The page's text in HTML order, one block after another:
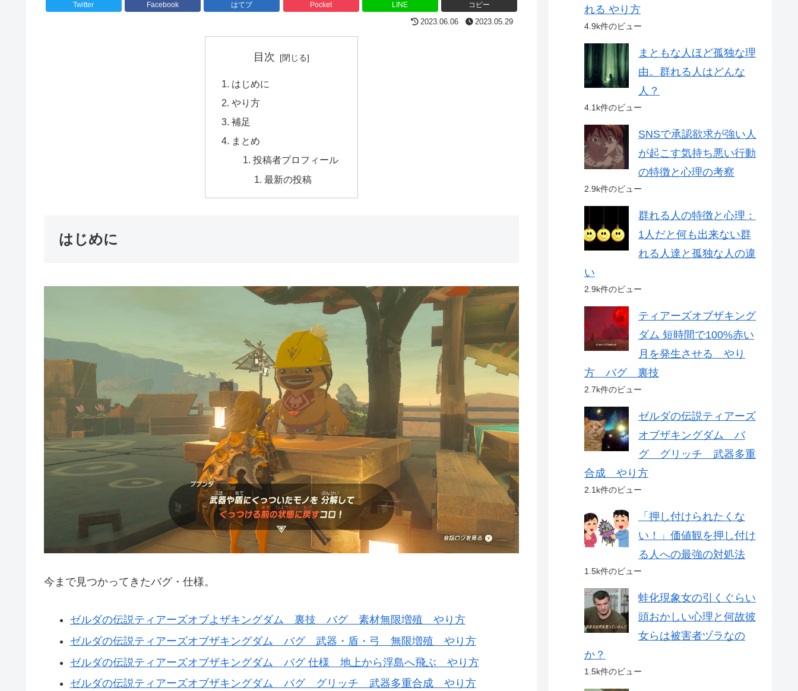
Twitter Facebook はてブ Pocket LINE コピー
2023.06.06 2023.05.29
目次
はじめに
やり方
補足
まとめ
投稿者プロフィール
最新の投稿
はじめに
今まで見つかってきたバグ・仕様。
ゼルダの伝説ティアーズオブよザキングダム 裏技 バグ 素材無限増殖 やり方
ゼルダの伝説ティアーズオブザキングダム バグ 武器・盾・弓 無限増殖 やり方
ゼルダの伝説ティアーズオブザキングダム バグ 仕様 地上から浮島へ飛ぶ やり方
ゼルダの伝説ティアーズオブザキングダム バグ グリッチ 武器多重合成 やり方
れる やり方
4.9k件のビュー
まともな人ほど孤独な理
由。群れる人はどんな
人？
4.1k件のビュー
SNSで承認欲求が強い人
が起こす気持ち悪い行動
の特徴と心理の考察
2.9k件のビュー
群れる人の特徴と心理：
1人だと何も出来ない群
れる人達と孤独な人の違
い
2.9k件のビュー
ティアーズオブザキング
ダム 短時間で100%赤い
月を発生させる やり
方 バグ 裏技
2.7k件のビュー
ゼルダの伝説ティアーズ
オブザキングダム バ
グ グリッチ 武器多重
合成 やり方
2.1k件のビュー
「押し付けられたくな
い！」価値観を押し付け
る人への最強の対処法
1.5k件のビュー
蛙化現象女の引くぐらい
頭おかしい心理と何故彼
女らは被害者ヅラなの
か？
1.5k件のビュー